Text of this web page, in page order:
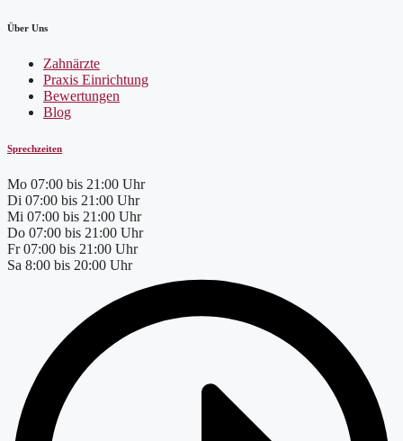
Über Uns
Zahnärzte
Praxis Einrichtung
Bewertungen
Blog
Sprechzeiten
Mo 07:00 bis 21:00 Uhr
Di 07:00 bis 21:00 Uhr
Mi 07:00 bis 21:00 Uhr
Do 07:00 bis 21:00 Uhr
Fr 07:00 bis 21:00 Uhr
Sa 8:00 bis 20:00 Uhr